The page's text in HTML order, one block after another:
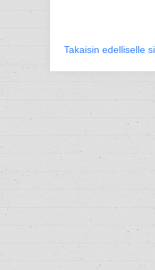
Takaisin edelliselle